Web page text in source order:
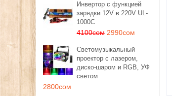
Инвертор с функцией
зарядки 12V в 220V UL-
1000C
4100сом 2990сом
Светомузыкальный
проектор с лазером,
диско-шаром и RGB, УФ
светом
2800сом